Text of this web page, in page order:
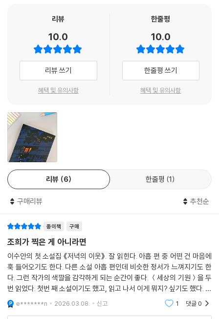
은희는 동물에게 관심이 없었다. 고양이든 개든 햄스터든, 어떤 동물도 키
지기까지 했다. 어쩌자고 인간이 인간보다 동물을 더 사랑하게 된 것일까.
--- p.125 「반려」 중에서
쿠바에서 온 스물여섯 살 청년과 함께 음악에 몸을 맡긴 화연은 훗날 이 기
억도 행복한 순간으로 기억되길 바랐다. 종일 머뭇대던 먹구름이 마침내
박 쏟아졌다.
--- p.170 「테라스가 있는 옥상 별채」 중에서
3천 칸의 집집마다 무시로 누군가는 태어나고 누군가는 죽고. 3천 개의 토
끼굴 칸칸마다 악의 없는 비밀 하나쯤은 감추고 살지.
--- p.209 「앨리스타운」 중에서
이 죽으란 법은 없으니까 같은 말을 자주 했다. 삶에 대한 지독한 낙관은 수
것은 처연하고도 괴상쩍은 재주였다.
--- p.281 「정성을 다하는 생활」 중에서
리뷰
10.0
리뷰 쓰기
혜택 및 유의사항
한줄평
10.0
한줄평 쓰기
혜택 및 유의사항
리뷰 6 한줄평 1
구매리뷰 추천순
종이책 구매
조희가 찍은 게 아니라면
이수안의 첫 소설집 《저녁의 이웃》. 잘 읽힌다. 아홉 편 중 어떤 건 마음에
훅 들어오기도 한다. 다른 소설 아홉 편인데 비슷한 정서가 느껴지기도 한
다. 그런 작가의 색깔을 감각하게 되는 순간이 좋다. ＜세상의 기원＞을 두
번 읽었다. 첫번 째 소설이기도 했고, 읽고 나서 이게 뭐지? 싶기도 했다. 뒤
에 실린 평론도 읽어봤는데 고개가 약간 갸웃거려졌다. 조희가 그 사진을
찍고
e*******n 2026.03.08. 신고 1 댓글0